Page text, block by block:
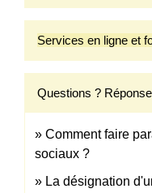
Services en ligne et
Questions ?
Comment faire
sociaux ?
La désignation